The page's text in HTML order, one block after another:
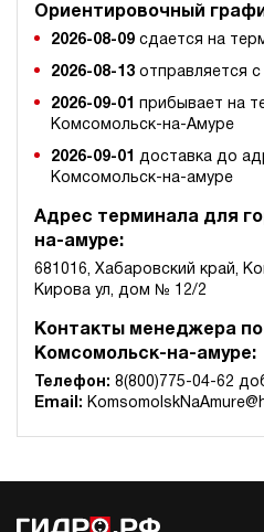
Ориентировочный
2026-08-09 сдается на
2026-08-13 отправляется
2026-09-01
прибывает на
Комсомольск-на-Амуре
2026-09-01
доставка до
Комсомольск-на-амуре
Адрес терминала для
на-амуре:
681016, Хабаровский край,
Кирова ул, дом № 12/2
Контакты менеджера по
Комсомольск-на-амуре:
Телефон: 8(800)775-04-62
Email: